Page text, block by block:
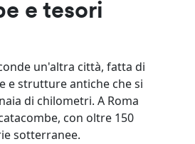
e tesori
un'altra città, fatta di
e strutture antiche che si
di chilometri. A Roma
con oltre 150
sotterranee.